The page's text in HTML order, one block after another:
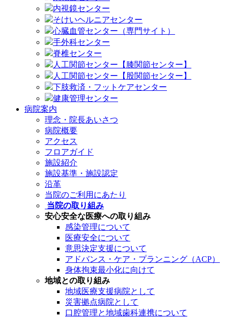
内視鏡センター
そけいヘルニアセンター
心臓血管センター（専門サイト）
手外科センター
脊椎センター
人工関節センター【膝関節センター】
人工関節センター【股関節センター】
下肢救済・フットケアセンター
健康管理センター
病院案内
理念・院長あいさつ
病院概要
アクセス
フロアガイド
施設紹介
施設基準・施設認定
沿革
当院のご利用にあたり
当院の取り組み
安心安全な医療への取り組み
感染管理について
医療安全について
意思決定支援について
アドバンス・ケア・プランニング（ACP）
身体拘束最小化に向けて
地域との取り組み
地域医療支援病院として
災害拠点病院として
口腔管理と地域歯科連携について